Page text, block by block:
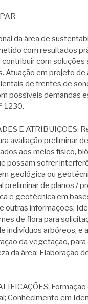
da área de
com resultados
com soluções
Atuação em projeto de
de frentes de
possíveis demandas
1230.
E ATRIBUIÇÕES:
avaliação preliminar
aos meios físico,
possam sofrer
geológica ou
preliminar de planos /
e geotécnica em
outras informações;
de flora para
indivíduos arbóreos, e
da vegetação, para
da área; Elaboração
Conhecimento em